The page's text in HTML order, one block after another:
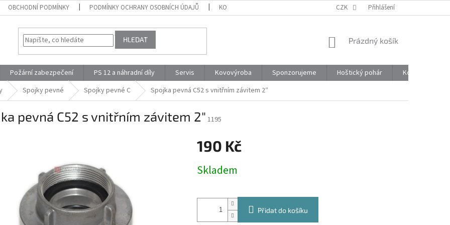
OBCHODNÍ PODMÍNKY PODMÍNKY OCHRANY OSOBNÍCH ÚDAJŮ KONTAKTY CZK Přihlášení
HLEDAT
NÁKUPNÍ
Prázdný košík
Požární zabezpečení PS 12 a náhradní díly Servis Kovovýroba Sponzorujeme Hoštický pohár
Kontakty
Spojky pevné Spojky pevné C Spojka pevná C52 s vnitřním závitem 2″
pevná C52 s vnitřním závitem 2″ 1195
190 Kč
cena:
Skladem
Přidat do košíku